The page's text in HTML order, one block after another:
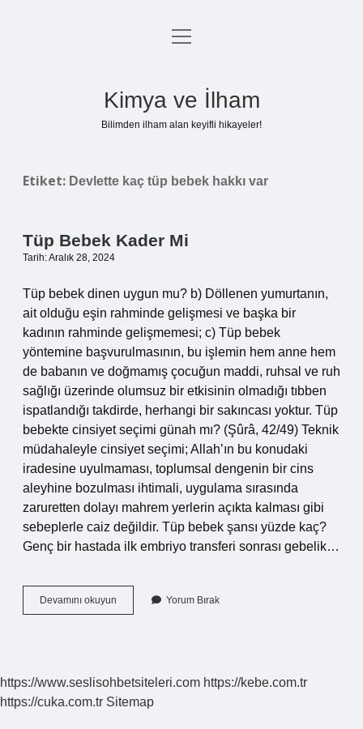
Anasayfa
menüyü
Kimya ve İlham
Bilimden ilham alan keyifli hikayeler!
Etiket: Devlette kaç tüp bebek hakkı var
Tüp Bebek Kader Mi
Tarih: Aralık 28, 2024
Tüp bebek dinen uygun mu? b) Döllenen yumurtanın,
ait olduğu eşin rahminde gelişmesi ve başka bir
kadının rahminde gelişmemesi; c) Tüp bebek
yöntemine başvurulmasının, bu işlemin hem anne hem
de babanın ve doğmamış çocuğun maddi, ruhsal ve ruh
sağlığı üzerinde olumsuz bir etkisinin olmadığı tıbben
ispatlandığı takdirde, herhangi bir sakıncası yoktur. Tüp
bebekte cinsiyet seçimi günah mı? (Şûrâ, 42/49) Teknik
müdahaleyle cinsiyet seçimi; Allah’ın bu konudaki
iradesine uyulmaması, toplumsal dengenin bir cins
aleyhine bozulması ihtimali, uygulama sırasında
zaruretten dolayı mahrem yerlerin açıkta kalması gibi
sebeplerle caiz değildir. Tüp bebek şansı yüzde kaç?
Genç bir hastada ilk embriyo transferi sonrası gebelik…
Devamını okuyun
Bebek
Yorum Bırak
https://www.seslisohbetsiteleri.com https://kebe.com.tr
https://cuka.com.tr Sitemap